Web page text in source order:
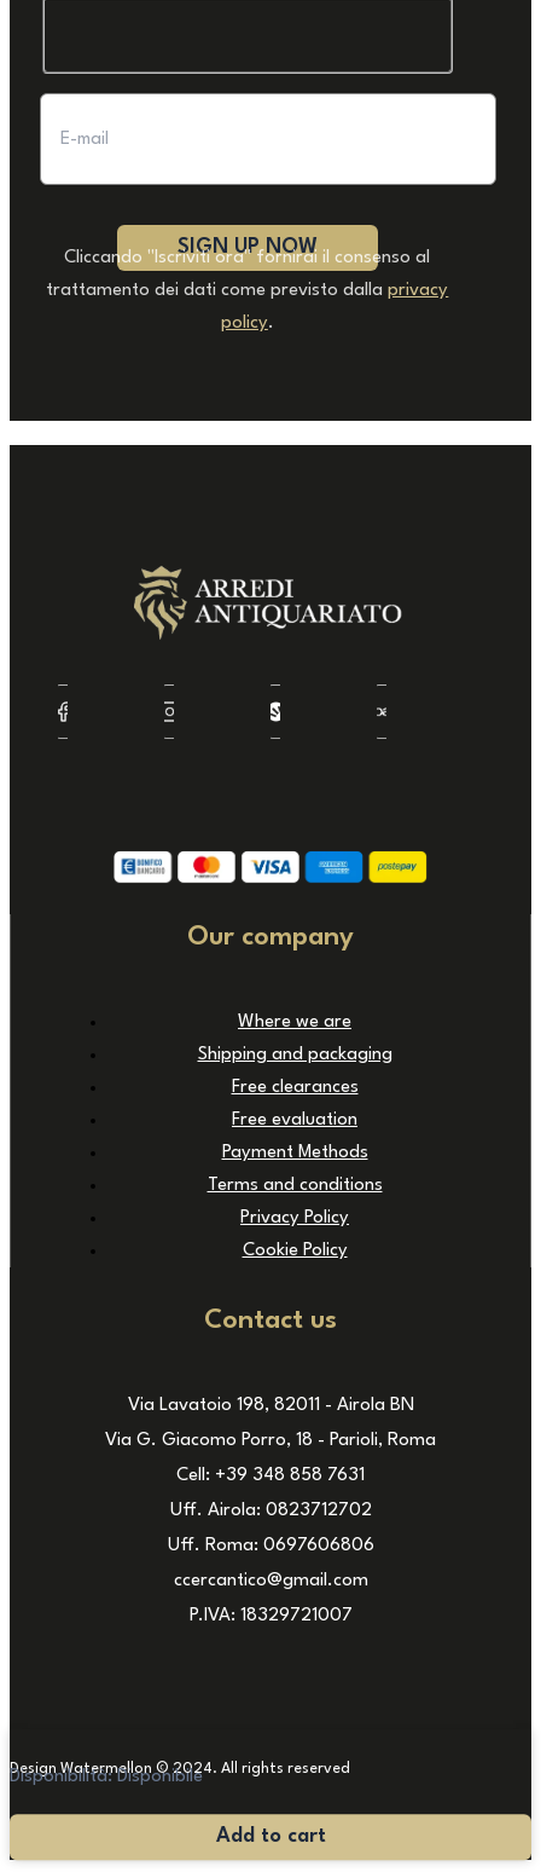
Cliccando "Iscriviti ora" fornirai il consenso al
trattamento dei dati come previsto dallaprivacy
policy.
Our company
Where we are
Shipping and packaging
Free clearances
Free evaluation
Payment Methods
Terms and conditions
Privacy Policy
Cookie Policy
Contact us
Via Lavatoio 198, 82011 - Airola BN
Via G. Giacomo Porro, 18 - Parioli, Roma
Cell: +39 348 858 7631
Uff. Airola: 0823712702
Uff. Roma: 0697606806
ccercantico@gmail.com
P.IVA: 18329721007
Design Watermellon © 2024. All rights reserved
Disponibilità: Disponibile
Biblioteca
Add to cart